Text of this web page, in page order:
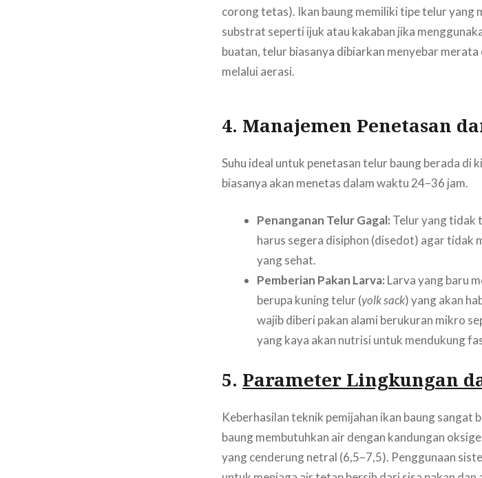
corong tetas). Ikan baung memiliki tipe telur yang
substrat seperti ijuk atau kakaban jika
buatan, telur biasanya dibiarkan menyebar
melalui aerasi.
4. Manajemen Penetasan
Suhu ideal untuk penetasan telur baung berada di
biasanya akan menetas dalam waktu 24–36 jam.
Penanganan Telur Gagal: Telur yang tidak
harus segera disiphon (disedot) agar tidak
yang sehat.
Pemberian Pakan Larva: Larva yang baru
berupa kuning telur (yolk sack) yang akan
wajib diberi pakan alami berukuran mikro
yang kaya akan nutrisi untuk mendukung
5. Parameter Lingkungan
Keberhasilan teknik pemijahan ikan baung
baung membutuhkan air dengan kandungan
yang cenderung netral (6,5–7,5). Penggunaan